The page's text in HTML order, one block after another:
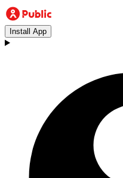
Install App